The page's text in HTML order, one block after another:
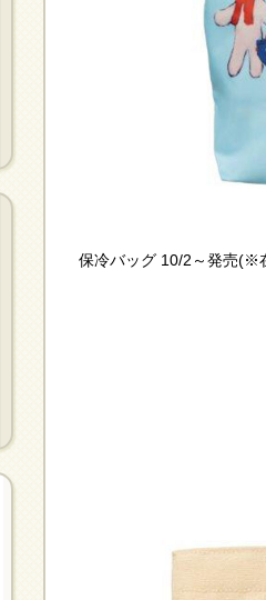
保冷バッグ 10/2～発売(※